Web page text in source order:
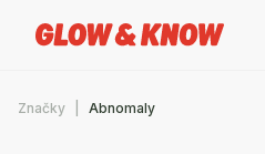
Značky Abnomaly